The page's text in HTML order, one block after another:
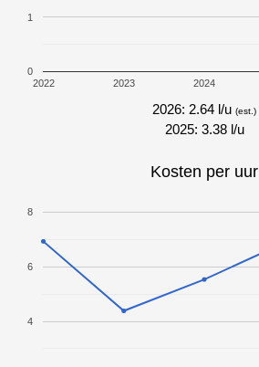
2022 2023 2024
0
1
2026: 2.64 l/u (est.)
2025: 3.38 l/u
Kosten per uur
4
6
8